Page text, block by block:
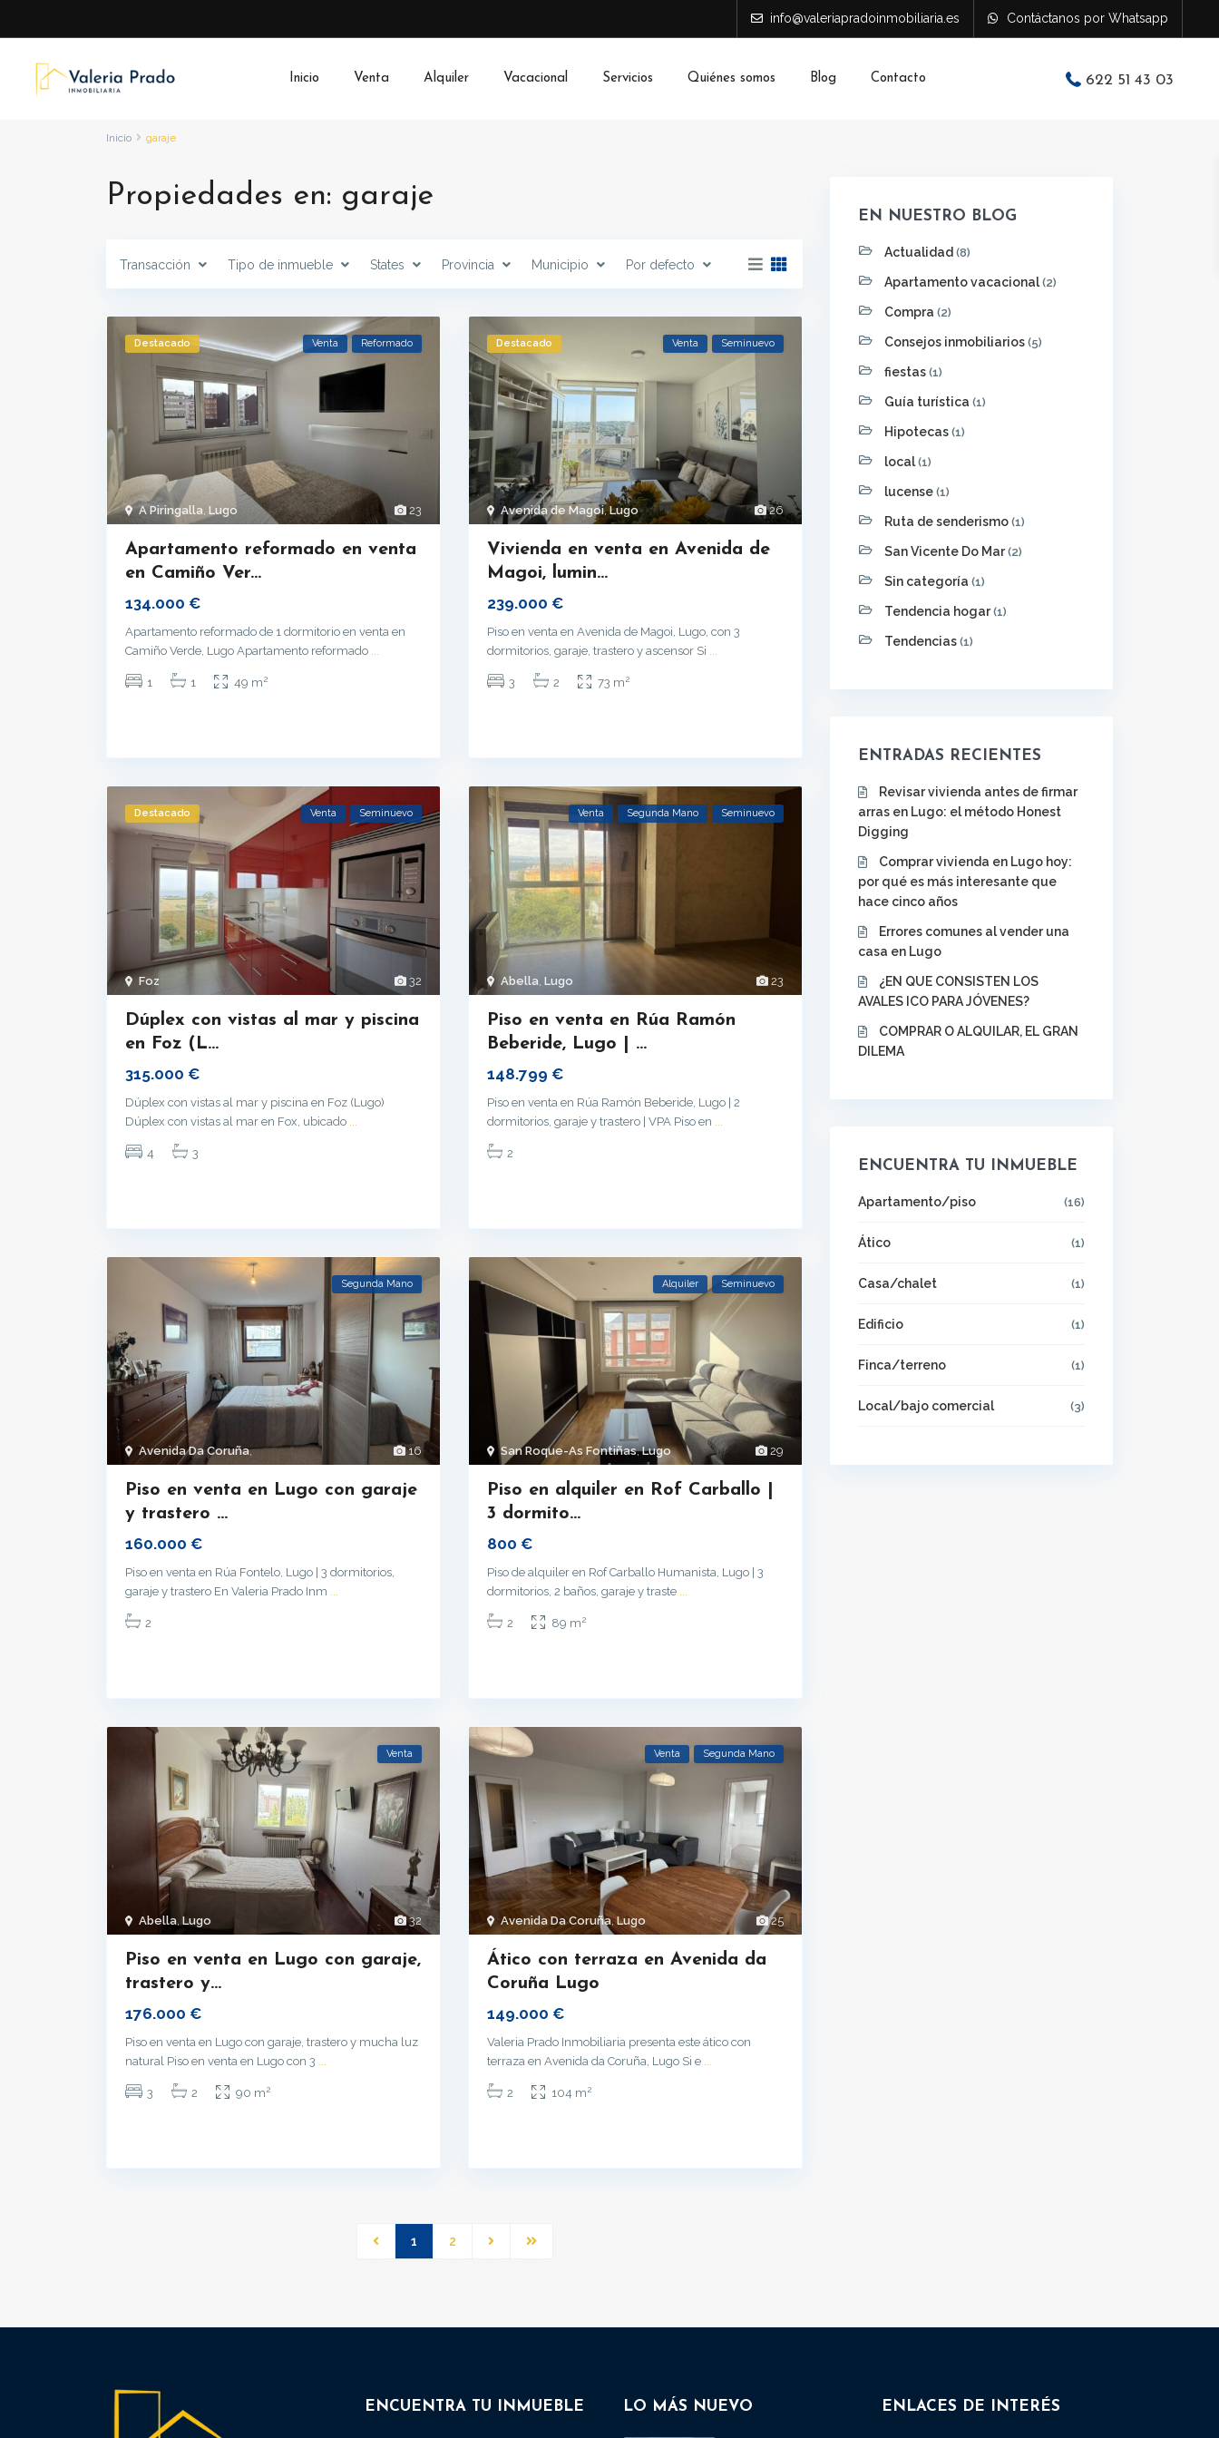
info@valeriapradoinmobiliaria.es Contáctanos por Whatsapp
622 51 43 03
Inicio Venta Alquiler Vacacional Servicios Quiénes somos Blog Contacto
Inicio garaje
Propiedades en: garaje
Transacción Tipo de inmueble States Provincia Municipio Por defecto
23
A Piringalla, Lugo
Destacado Venta Reformado
Apartamento reformado en venta
en Camiño Ver...
134.000 €
Apartamento reformado de 1 dormitorio en venta en
Camiño Verde, Lugo Apartamento reformado ...
1 1 49 m2
26
Avenida de Magoi,Lugo
Destacado Venta Seminuevo
Vivienda en venta en Avenida de
Magoi, lumin...
239.000 €
Piso en venta en Avenida de Magoi, Lugo, con 3
dormitorios, garaje, trastero y ascensor Si ...
3 2 73 m2
32
Foz
Destacado Venta Seminuevo
Dúplex con vistas al mar y piscina
en Foz (L...
315.000 €
Dúplex con vistas al mar y piscina en Foz (Lugo)
Dúplex con vistas al mar en Fox, ubicado
4 3
23
Abella Lugo
Venta Segunda Mano Seminuevo
Piso en venta en Rúa Ramón
Beberide, Lugo | ...
148.799 €
Piso en venta en Rúa Ramón Beberide, Lugo | 2
dormitorios, garaje y trastero | VPA Piso en
2
16
Avenida Da Coruña,
Segunda Mano
Piso en venta en Lugo con garaje
y trastero ...
160.000 €
Piso en venta en Rúa Fontelo, Lugo | 3 dormitorios,
garaje y trastero En Valeria Prado Inm
2
29
San Roque-As Fontiñas,Lugo
Alquiler Seminuevo
Piso en alquiler en Rof Carballo |
3 dormito...
800 €
Piso de alquiler en Rof Carballo Humanista, Lugo | 3
dormitorios, 2 baños, garaje y traste
2 89 m2
32
Abella, Lugo
Venta
Piso en venta en Lugo con garaje,
trastero y...
176.000 €
Piso en venta en Lugo con garaje, trastero y mucha luz
natural Piso en venta en Lugo con 3 ...
3 2 90 m2
25
Avenida Da Coruña,Lugo
Venta Segunda Mano
Ático con terraza en Avenida da
Coruña Lugo
149.000 €
Valeria Prado Inmobiliaria presenta este ático con
terraza en Avenida da Coruña, Lugo Si e ...
2 104 m2
1 2
EN NUESTRO BLOG
Actualidad (8)
Apartamento vacacional(2)
Compra (2)
Consejos inmobiliarios (5)
fiestas (1)
Guía turística (1)
Hipotecas (1)
local(1)
lucense (1)
Ruta de senderismo (1)
San Vicente Do Mar(2)
Sin categoría (1)
Tendencia hogar(1)
Tendencias (1)
ENTRADAS RECIENTES
Revisar vivienda antes de firmar
arras en Lugo: el método Honest
Digging
Comprar vivienda en Lugo hoy:
por qué es más interesante que
hace cinco años
Errores comunes al vender una
casa en Lugo
¿EN QUE CONSISTEN LOS
AVALES ICO PARA JÓVENES?
COMPRAR O ALQUILAR, EL GRAN
DILEMA
ENCUENTRA TU INMUEBLE
Apartamento/piso (16)
Ático (1)
Casa/chalet (1)
Edificio (1)
Finca/terreno (1)
Local/bajo comercial (3)
ENCUENTRA TU INMUEBLE LO MÁS NUEVO ENLACES DE INTERÉS